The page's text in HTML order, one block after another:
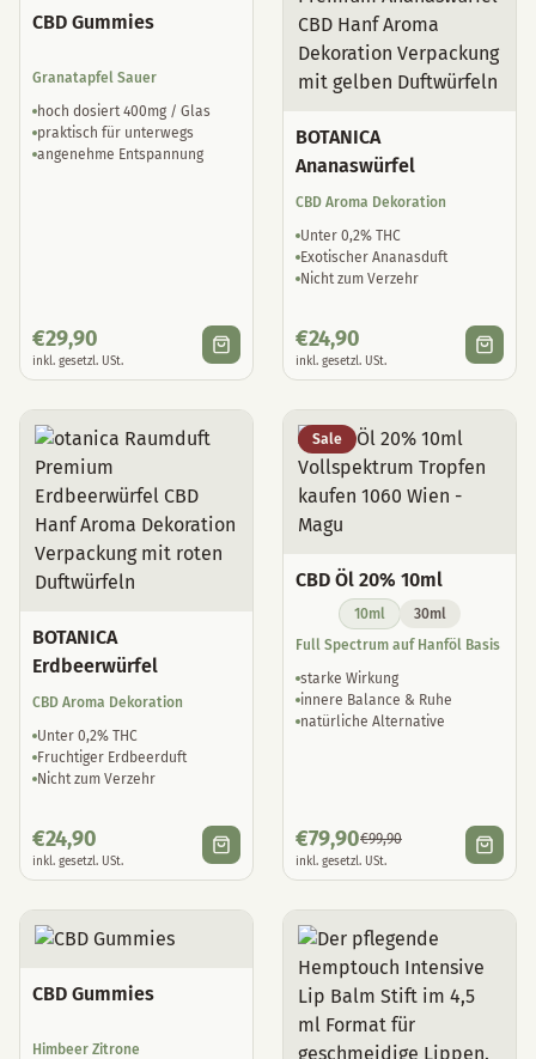
CBD Gummies
Granatapfel Sauer
hoch dosiert 400mg / Glas
praktisch für unterwegs
angenehme Entspannung
€29,90
inkl. gesetzl. USt.
BOTANICA
Ananaswürfel
CBD Aroma Dekoration
Unter 0,2% THC
Exotischer Ananasduft
Nicht zum Verzehr
€24,90
inkl. gesetzl. USt.
BOTANICA
Erdbeerwürfel
CBD Aroma Dekoration
Unter 0,2% THC
Fruchtiger Erdbeerduft
Nicht zum Verzehr
€24,90
inkl. gesetzl. USt.
Sale
CBD Öl 20% 10ml
10ml
30ml
Full Spectrum auf Hanföl Basis
starke Wirkung
innere Balance & Ruhe
natürliche Alternative
€79,90€99,90
inkl. gesetzl. USt.
CBD Gummies
Himbeer Zitrone